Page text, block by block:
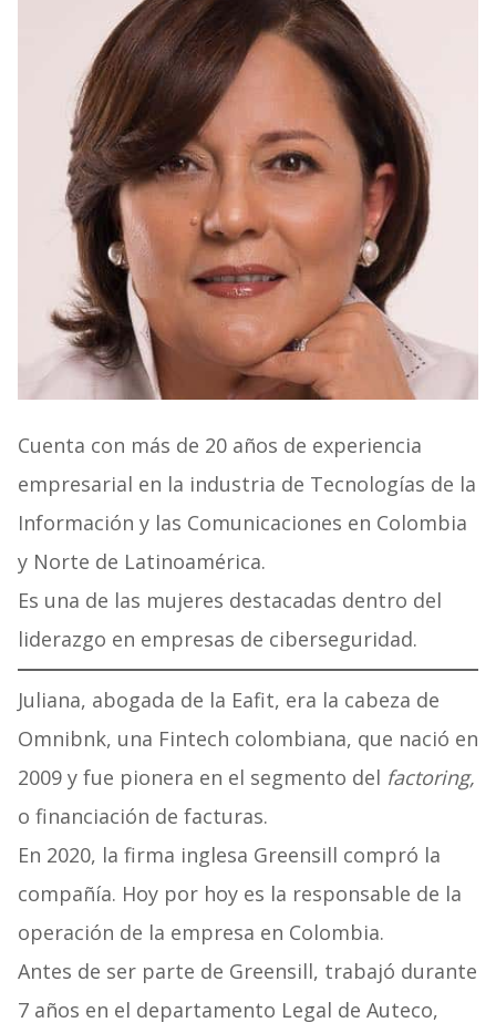
Cuenta con más de 20 años de experiencia
empresarial en la industria de Tecnologías de la
Información y las Comunicaciones en Colombia
y Norte de Latinoamérica.
Es una de las mujeres destacadas dentro del
liderazgo en empresas de ciberseguridad.
Juliana, abogada de la Eafit, era la cabeza de
Omnibnk, una Fintech colombiana, que nació en
2009 y fue pionera en el segmento del factoring,
o financiación de facturas.
En 2020, la firma inglesa Greensill compró la
compañía. Hoy por hoy es la responsable de la
operación de la empresa en Colombia.
Antes de ser parte de Greensill, trabajó durante
7 años en el departamento Legal de Auteco,